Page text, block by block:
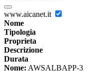
www.aicanet.it
Nome
Tipologia
Proprieta
Descrizione
Durata
Nome: AWSALBAPP-3